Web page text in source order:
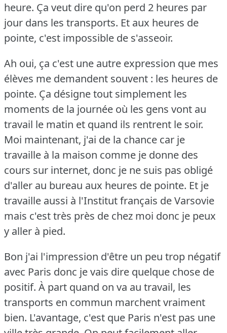
heure. Ça veut dire qu'on perd 2 heures par
jour dans les transports. Et aux heures de
pointe, c'est impossible de s'asseoir.
Ah oui, ça c'est une autre expression que mes
élèves me demandent souvent : les heures de
pointe. Ça désigne tout simplement les
moments de la journée où les gens vont au
travail le matin et quand ils rentrent le soir.
Moi maintenant, j'ai de la chance car je
travaille à la maison comme je donne des
cours sur internet, donc je ne suis pas obligé
d'aller au bureau aux heures de pointe. Et je
travaille aussi à l'Institut français de Varsovie
mais c'est très près de chez moi donc je peux
y aller à pied.
Bon j'ai l'impression d'être un peu trop négatif
avec Paris donc je vais dire quelque chose de
positif. À part quand on va au travail, les
transports en commun marchent vraiment
bien. L'avantage, c'est que Paris n'est pas une